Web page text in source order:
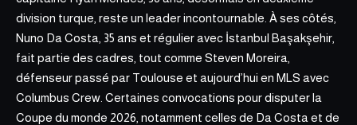
division turque, reste un leader incontournable. À ses côtés,
Nuno Da Costa, 35 ans et régulier avec İstanbul Başakşehir,
fait partie des cadres, tout comme Steven Moreira
défenseur passé par Toulouse et aujourd’hui en MLS avec
Columbus Crew. Certaines convocations pour disputer la
Coupe du monde 2026, notamment celles de Da Costa et de